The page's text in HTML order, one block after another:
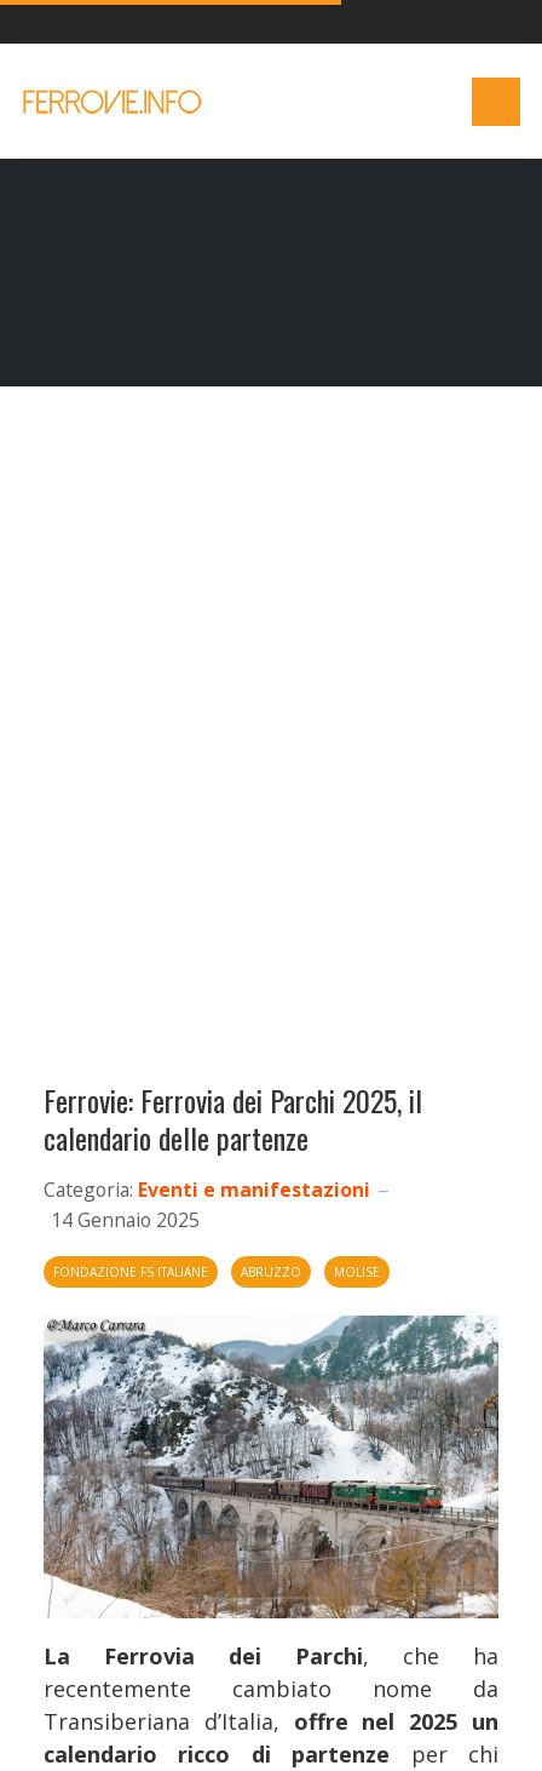
Ferrovie: Ferrovia dei Parchi 2025, il
calendario delle partenze
Categoria: Eventi e manifestazioni
14 Gennaio 2025
FONDAZIONE FS ITALIANE ABRUZZO MOLISE
La Ferrovia dei Parchi, che ha
recentemente cambiato nome da
Transiberiana d’Italia, offre nel 2025 un
calendario ricco di partenze per chi